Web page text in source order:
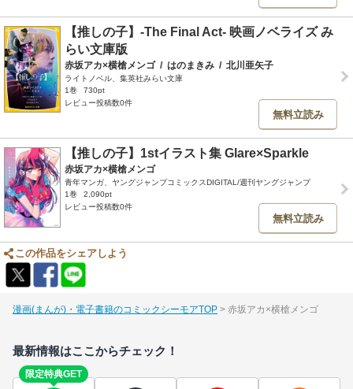
【推しの子】-The Final Act- 映画ノベライズ み
らい文庫版
赤坂アカ×横槍メンゴ / はのまきみ / 北川亜矢子
ライトノベル、集英社みらい文庫
1巻
730pt
レビュー投稿数0件
無料立読み
【推しの子】1stイラスト集 Glare×Sparkle
赤坂アカ×横槍メンゴ
青年マンガ、ヤングジャンプコミックスDIGITAL/週刊ヤングジャンプ
1巻
2,090pt
レビュー投稿数0件
無料立読み
この作品をシェアしよう
漫画(まんが)・電子書籍のコミックシーモアTOP 赤坂アカ×横槍メンゴ
最新情報はここからチェック！
限定特典GET